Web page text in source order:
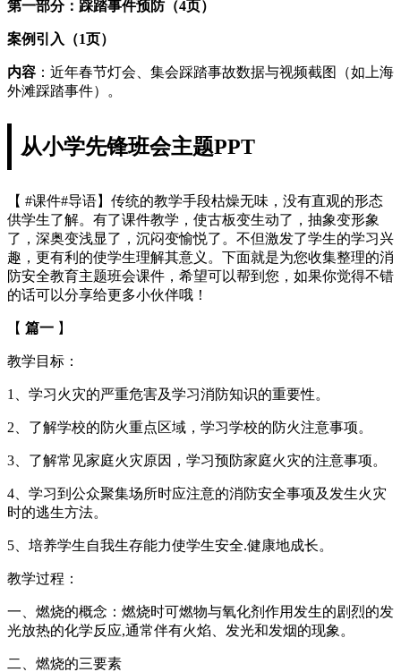
第一部分：踩踏事件预防（4页）
案例引入（1页）
内容 ：近年春节灯会、集会踩踏事故数据与视频截图（如上海
外滩踩踏事件）。
从小学先锋班会主题PPT
【 #课件#导语】传统的教学手段枯燥无味，没有直观的形态
供学生了解。有了课件教学，使古板变生动了，抽象变形象
了，深奥变浅显了，沉闷变愉悦了。不但激发了学生的学习兴
趣，更有利的使学生理解其意义。下面就是为您收集整理的消
防安全教育主题班会课件，希望可以帮到您，如果你觉得不错
的话可以分享给更多小伙伴哦！
【 篇一 】
教学目标：
1、学习火灾的严重危害及学习消防知识的重要性。
2、了解学校的防火重点区域，学习学校的防火注意事项。
3、了解常见家庭火灾原因，学习预防家庭火灾的注意事项。
4、学习到公众聚集场所时应注意的消防安全事项及发生火灾
时的逃生方法。
5、培养学生自我生存能力使学生安全.健康地成长。
教学过程：
一、燃烧的概念：燃烧时可燃物与氧化剂作用发生的剧烈的发
光放热的化学反应,通常伴有火焰、发光和发烟的现象。
二、燃烧的三要素